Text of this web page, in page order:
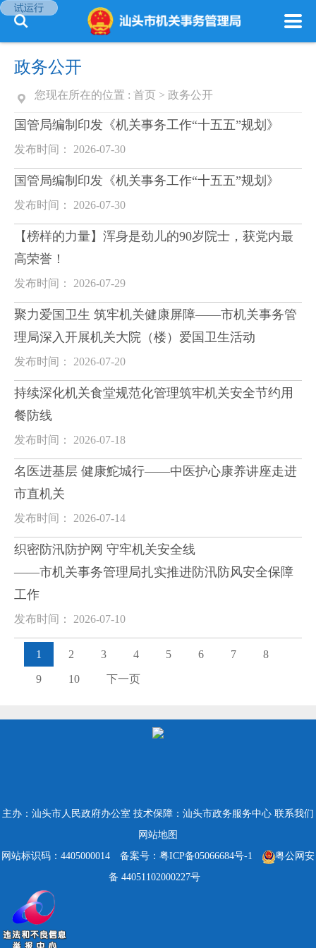
政务公开
您现在所在的位置 : 首页 > 政务公开
国管局编制印发《机关事务工作“十五五”规划》
发布时间： 2026-07-30
国管局编制印发《机关事务工作“十五五”规划》
发布时间： 2026-07-30
【榜样的力量】浑身是劲儿的90岁院士，获党内最
高荣誉！
发布时间： 2026-07-29
聚力爱国卫生 筑牢机关健康屏障——市机关事务管
理局深入开展机关大院（楼）爱国卫生活动
发布时间： 2026-07-20
持续深化机关食堂规范化管理筑牢机关安全节约用
餐防线
发布时间： 2026-07-18
名医进基层 健康鮀城行——中医护心康养讲座走进
市直机关
发布时间： 2026-07-14
织密防汛防护网 守牢机关安全线
——市机关事务管理局扎实推进防汛防风安全保障
工作
发布时间： 2026-07-10
1 2 3 4 5 6 7 8
9 10 下一页
主办：汕头市人民政府办公室 技术保障：汕头市政务服务中心 联系我们
网站地图
网站标识码：4405000014
备案号：粤ICP备05066684号-1
粤公网安
备 44051102000227号